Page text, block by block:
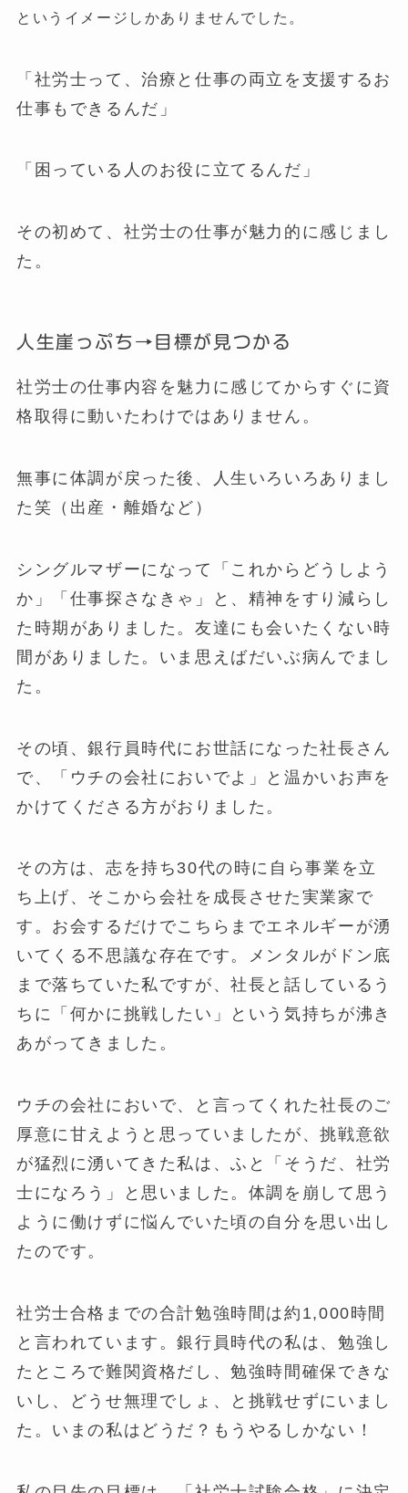
というイメージしかありませんでした。
「社労士って、治療と仕事の両立を支援するお
仕事もできるんだ」
「困っている人のお役に立てるんだ」
その初めて、社労士の仕事が魅力的に感じまし
た。
人生崖っぷち→目標が見つかる
社労士の仕事内容を魅力に感じてからすぐに資
格取得に動いたわけではありません。
無事に体調が戻った後、人生いろいろありまし
た笑（出産・離婚など）
シングルマザーになって「これからどうしよう
か」「仕事探さなきゃ」と、精神をすり減らし
た時期がありました。友達にも会いたくない時
間がありました。いま思えばだいぶ病んでまし
た。
その頃、銀行員時代にお世話になった社長さん
で、「ウチの会社においでよ」と温かいお声を
かけてくださる方がおりました。
その方は、志を持ち30代の時に自ら事業を立
ち上げ、そこから会社を成長させた実業家で
す。お会するだけでこちらまでエネルギーが湧
いてくる不思議な存在です。メンタルがドン底
まで落ちていた私ですが、社長と話しているう
ちに「何かに挑戦したい」という気持ちが沸き
あがってきました。
ウチの会社においで、と言ってくれた社長のご
厚意に甘えようと思っていましたが、挑戦意欲
が猛烈に湧いてきた私は、ふと「そうだ、社労
士になろう」と思いました。体調を崩して思う
ように働けずに悩んでいた頃の自分を思い出し
たのです。
社労士合格までの合計勉強時間は約1,000時間
と言われています。銀行員時代の私は、勉強し
たところで難関資格だし、勉強時間確保できな
いし、どうせ無理でしょ、と挑戦せずにいまし
た。いまの私はどうだ？もうやるしかない！